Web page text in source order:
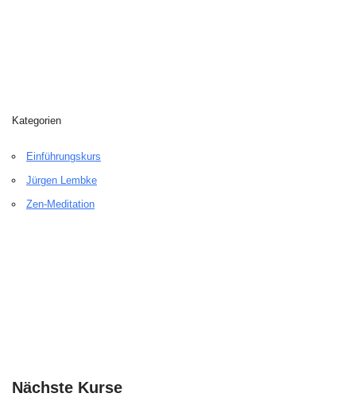
Kategorien
Einführungskurs
Jürgen Lembke
Zen-Meditation
Nächste Kurse